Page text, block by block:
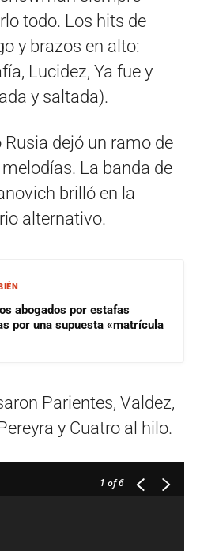
todo. Los hits de
y brazos en alto:
Lucidez, Ya fue y
y saltada).
dejó un ramo de
La banda de
brilló en la
alternativo.
abogados por estafas
por una supuesta «matrícula
Parientes, Valdez,
y Cuatro al hilo.
1 of 6